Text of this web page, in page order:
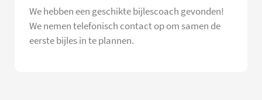
We hebben een geschikte bijlescoach gevonden!
We nemen telefonisch contact op om samen de
eerste bijles in te plannen.